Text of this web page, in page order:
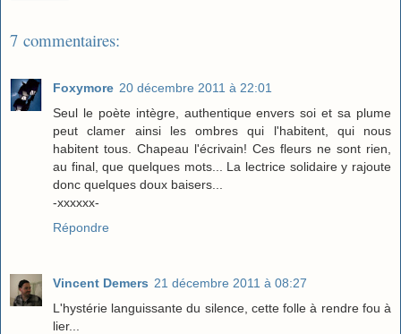
7 commentaires:
Foxymore 20 décembre 2011 à 22:01
Seul le poète intègre, authentique envers soi et sa plume
peut clamer ainsi les ombres qui l'habitent, qui nous
habitent tous. Chapeau l'écrivain! Ces fleurs ne sont rien,
au final, que quelques mots... La lectrice solidaire y rajoute
donc quelques doux baisers...
-xxxxxx-
Répondre
Vincent Demers 21 décembre 2011 à 08:27
L'hystérie languissante du silence, cette folle à rendre fou à
lier...